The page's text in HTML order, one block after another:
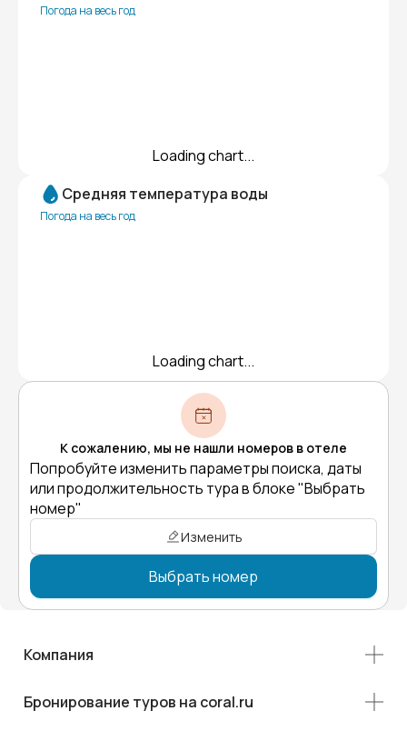
Погода на весь год
Loading chart...
Средняя температура воды
Погода на весь год
Loading chart...
К сожалению, мы не нашли номеров в отеле
Попробуйте изменить параметры поиска, даты
или продолжительность тура в блоке "Выбрать
номер"
Изменить
Выбрать номер
Компания
Бронирование туров на coral.ru